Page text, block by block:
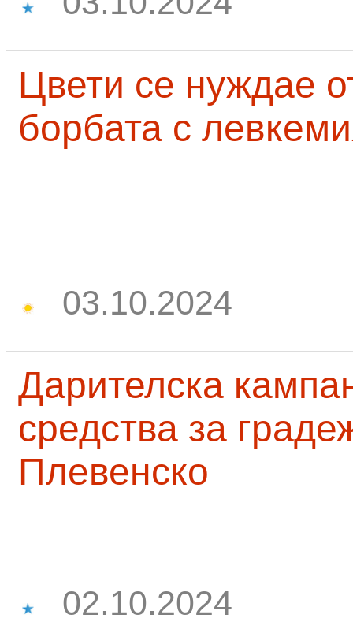
Цвети се нуждае
борбата с
03.10.2024
Дарителска
средства за
Плевенско
02.10.2024